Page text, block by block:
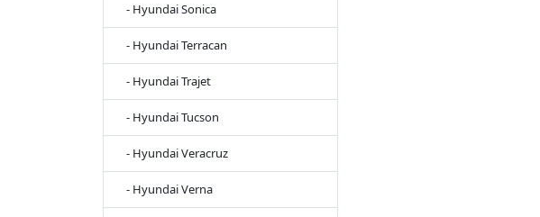
- Hyundai Sonica
- Hyundai Terracan
- Hyundai Trajet
- Hyundai Tucson
- Hyundai Veracruz
- Hyundai Verna